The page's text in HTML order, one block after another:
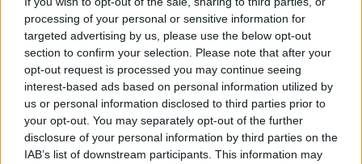
processing of your personal or sensitive information for
targeted advertising by us, please use the below opt-out
section to confirm your selection. Please note that after your
opt-out request is processed you may continue seeing
interest-based ads based on personal information utilized by
us or personal information disclosed to third parties prior to
your opt-out. You may separately opt-out of the further
disclosure of your personal information by third parties on the
IAB’s list of downstream participants. This information may
περισσότεροι κάτοικοι της Γάζας είναι πολύ
απασχολημένοι με την επιβίωση σε μια
διαλυμένη κοινωνία, για να συλλογιστούν το
μέλλον.
ΔΙΑΦΗΜΙΣΗ